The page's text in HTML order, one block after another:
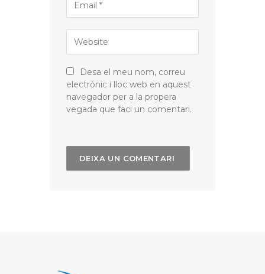
Desa el meu nom, correu
electrònic i lloc web en aquest
navegador per a la propera
vegada que faci un comentari.